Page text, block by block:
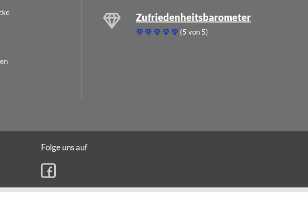
Zufriedenheitsbarometer
(5 von 5)
Folge uns auf